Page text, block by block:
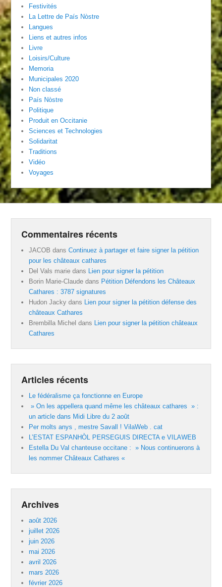
Festivités
La Lettre de País Nòstre
Langues
Liens et autres infos
Livre
Loisirs/Culture
Memoria
Municipales 2020
Non classé
País Nòstre
Politique
Produit en Occitanie
Sciences et Technologies
Solidaritat
Traditions
Vidéo
Voyages
Commentaires récents
JACOB dansContinuez à partager et faire signer la pétition
pour les châteaux cathares
Del Vals marie dans
Lien pour signer la pétition
Borin Marie-Claude dans Pétition Défendons les Châteaux
Cathares : 3787 signatures
Hudon Jacky dans
Lien pour signer la pétition défense des
châteaux Cathares
Brembilla Michel dans
Lien pour signer la pétition châteaux
Cathares
Articles récents
Le fédéralisme ça fonctionne en Europe
» On les appellera quand même les châteaux cathares » :
un article dans Midi Libre du 2 août
Per molts anys , mestre Savall ! VilaWeb . cat
L’ESTAT ESPANHÒL PERSEGUIS DIRECTA e VILAWEB
Estella Du Val chanteuse occitane : » Nous continuerons à
les nommer Châteaux Cathares «
Archives
août 2026
juillet 2026
juin 2026
mai 2026
avril 2026
mars 2026
février 2026